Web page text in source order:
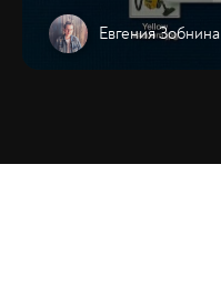
Евгения Зобнина